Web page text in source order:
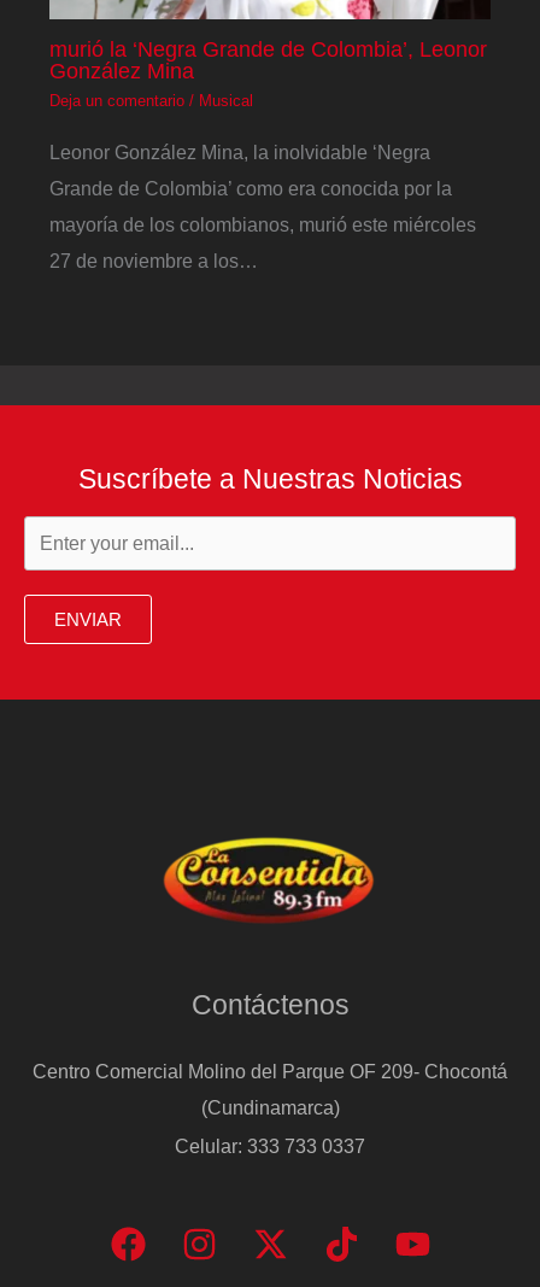
murió la ‘Negra Grande de Colombia’, Leonor
González Mina
Deja un comentario / Musical
Leonor González Mina, la inolvidable ‘Negra
Grande de Colombia’ como era conocida por la
mayoría de los colombianos, murió este miércoles
27 de noviembre a los…
Suscríbete a Nuestras Noticias
ENVIAR
Contáctenos
Centro Comercial Molino del Parque OF 209- Chocontá
(Cundinamarca)
Celular: 333 733 0337